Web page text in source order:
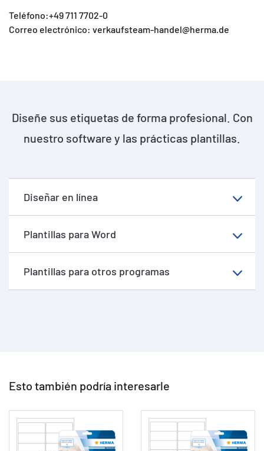
Teléfono:+49 711 7702-0
Correo electrónico: verkaufsteam-handel@herma.de
Diseñe sus etiquetas de forma profesional. Con
nuestro software y las prácticas plantillas.
Diseñar en línea
Plantillas para Word
Plantillas para otros programas
Esto también podría interesarle